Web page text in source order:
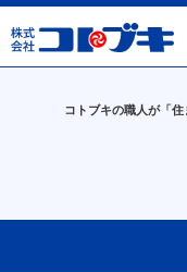
コトブキの職人が「住
天窓について 本